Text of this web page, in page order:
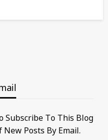
Subscribe To This Blog
Posts By Email.